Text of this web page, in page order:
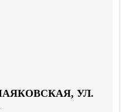
УЛ.